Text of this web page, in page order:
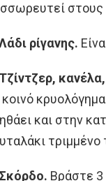
στους
ρίγανης.
κοινό
και στην
τριμμένο
Βράστε 3